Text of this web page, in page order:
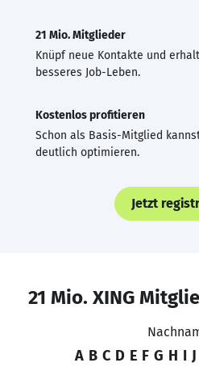
21 Mio. Mitglieder
Knüpf neue Kontakte und
besseres Job-Leben.
Kostenlos profitieren
Schon als Basis-Mitglied
deutlich optimieren.
Jetzt
21 Mio. XING
A B C D E F G H I J